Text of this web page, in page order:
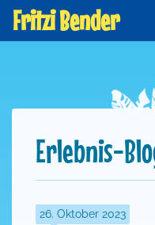
Fritzi Bender
Erlebnis-
26. Oktober 2023